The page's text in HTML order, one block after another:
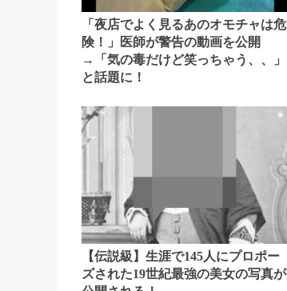
「夜店でよく見るあのオモチャは危
険！」医師が警告の動画を公開
→「気の毒だけど笑っちゃう、、」
と話題に！
【伝説級】生涯で145人にプロポー
ズされた19世紀最強の美女の写真が